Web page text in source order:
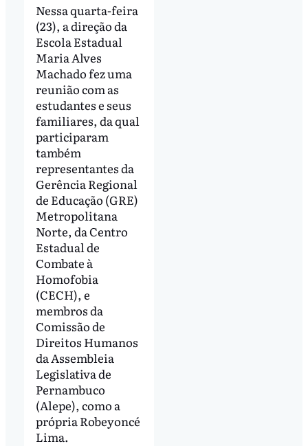
Nessa quarta-feira
(23), a direção da
Escola Estadual
Maria Alves
Machado fez uma
reunião com as
estudantes e seus
familiares, da qual
participaram
também
representantes da
Gerência Regional
de Educação (GRE)
Metropolitana
Norte, da Centro
Estadual de
Combate à
Homofobia
(CECH), e
membros da
Comissão de
Direitos Humanos
da Assembleia
Legislativa de
Pernambuco
(Alepe), como a
própria Robeyoncé
Lima.